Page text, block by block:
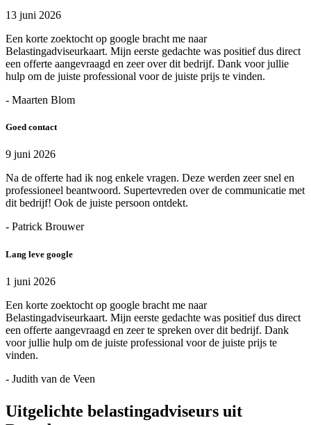
13 juni 2026
Een korte zoektocht op google bracht me naar
Belastingadviseurkaart. Mijn eerste gedachte was positief dus direct
een offerte aangevraagd en zeer over dit bedrijf. Dank voor jullie
hulp om de juiste professional voor de juiste prijs te vinden.
- Maarten Blom
Goed contact
9 juni 2026
Na de offerte had ik nog enkele vragen. Deze werden zeer snel en
professioneel beantwoord. Supertevreden over de communicatie met
dit bedrijf! Ook de juiste persoon ontdekt.
- Patrick Brouwer
Lang leve google
1 juni 2026
Een korte zoektocht op google bracht me naar
Belastingadviseurkaart. Mijn eerste gedachte was positief dus direct
een offerte aangevraagd en zeer te spreken over dit bedrijf. Dank
voor jullie hulp om de juiste professional voor de juiste prijs te
vinden.
- Judith van de Veen
Uitgelichte belastingadviseurs uit